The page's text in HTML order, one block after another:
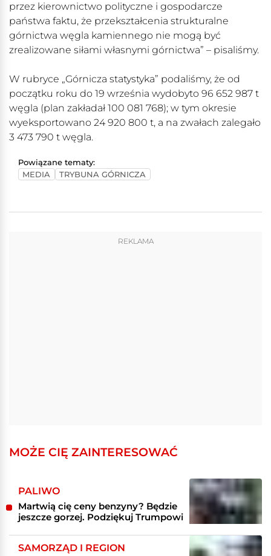
przez kierownictwo polityczne i gospodarcze
państwa faktu, że przekształcenia strukturalne
górnictwa węgla kamiennego nie mogą być
zrealizowane siłami własnymi górnictwa” – pisaliśmy.
W rubryce „Górnicza statystyka” podaliśmy, że od
początku roku do 19 września wydobyto 96 652 987 t
węgla (plan zakładał 100 081 768); w tym okresie
wyeksportowano 24 920 800 t, a na zwałach zalegało
3 473 790 t węgla.
Powiązane tematy:
MEDIA
TRYBUNA GÓRNICZA
REKLAMA
MOŻE CIĘ ZAINTERESOWAĆ
PALIWO
Martwią cię ceny benzyny? Będzie
jeszcze gorzej. Podziękuj Trumpowi
SAMORZĄD I REGION